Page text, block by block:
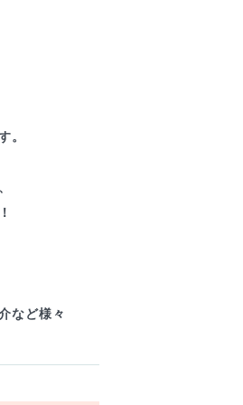
。
など様々